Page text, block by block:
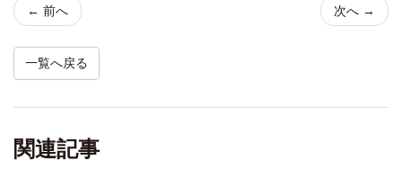
← 前へ 次へ →
一覧へ戻る
関連記事